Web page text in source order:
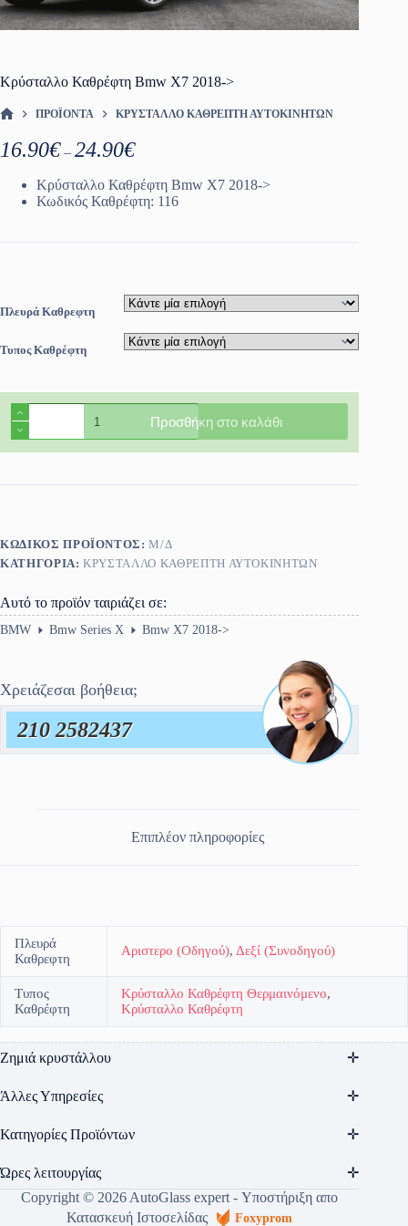
Κρύσταλλο Καθρέφτη Bmw X7 2018->
ΠΡΟΪΌΝΤΑ ΚΡΎΣΤΑΛΛΟ ΚΑΘΡΈΠΤΗ ΑΥΤΟΚΙΝΗΤΩΝ
16.90€ – 24.90€Price
16.90€
through
24.90€
Κρύσταλλο Καθρέφτη Bmw X7 2018->
Κωδικός Καθρέφτη: 116
Πλευρά Καθρεφτη
Τυπος Καθρέφτη
Κρύσταλλο
Καθρέφτη
Bmw
X7
Προσθήκη στο καλάθι
ΚΩΔΙΚΌΣ ΠΡΟΪΌΝΤΟΣ:Μ/Δ
ΚΑΤΗΓΟΡΊΑ:ΚΡΎΣΤΑΛΛΟ ΚΑΘΡΈΠΤΗ ΑΥΤΟΚΙΝΗΤΩΝ
Αυτό το προϊόν ταιριάζει σε:
BMW Bmw Series X Bmw X7 2018->
Χρειάζεσαι βοήθεια;
210 2582437
Επιπλέον πληροφορίες
Πλευρά
Καθρεφτη
Αριστερο (Οδηγού), Δεξί (Συνοδηγού)
Τυπος
Καθρέφτη
Κρύσταλλο Καθρέφτη Θερμαινόμενο,
Κρύσταλλο Καθρέφτη
Ζημιά κρυστάλλου
Άλλες Υπηρεσίες
Κατηγορίες Προϊόντων
Ώρες λειτουργίας
Copyright © 2026 AutoGlass expert - Υποστήριξη απο
Κατασκευή Ιστοσελίδας
Foxyprom